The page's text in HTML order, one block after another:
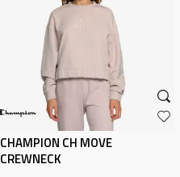
CHAMPION CH MOVE
CREWNECK